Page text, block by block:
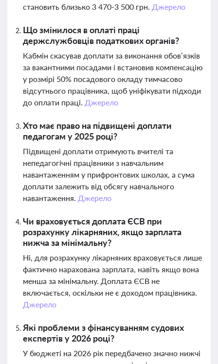
становить близько 3 470-3 500 грн. Джерело
Що змінилося в оплаті праці
держслужбовців податкових органів?
Кабмін скасував доплати за виконання обов’язків
за вакантними посадами і встановив компенсацію
у розмірі 50% посадового окладу тимчасово
відсутнього працівника, щоб уніфікувати підходи
до оплати праці. Джерело
Хто має право на підвищені доплати
педагогам у 2025 році?
Підвищені доплати отримують вчителі та
непедагогічні працівники з навчальним
навантаженням у прифронтових школах, а сума
доплати залежить від обсягу навчального
навантаження. Джерело
Чи враховується доплата ЄСВ при
розрахунку лікарняних, якщо зарплата
нижча за мінімальну?
Ні, для розрахунку лікарняних враховується лише
фактично нарахована зарплата, навіть якщо вона
менша за мінімальну. Доплата ЄСВ не
включається, оскільки не є доходом працівника.
Джерело
Які проблеми з фінансуванням судових
експертів у 2026 році?
У бюджеті на 2026 рік передбачено значно нижчі